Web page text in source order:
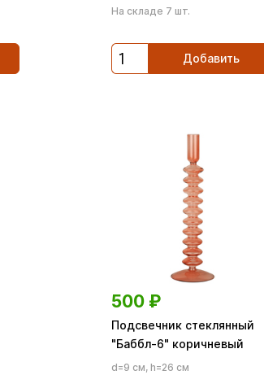
На складе 7 шт.
Добавить
500 ₽
Подсвечник стеклянный
"Баббл-6" коричневый
d=9 см, h=26 см